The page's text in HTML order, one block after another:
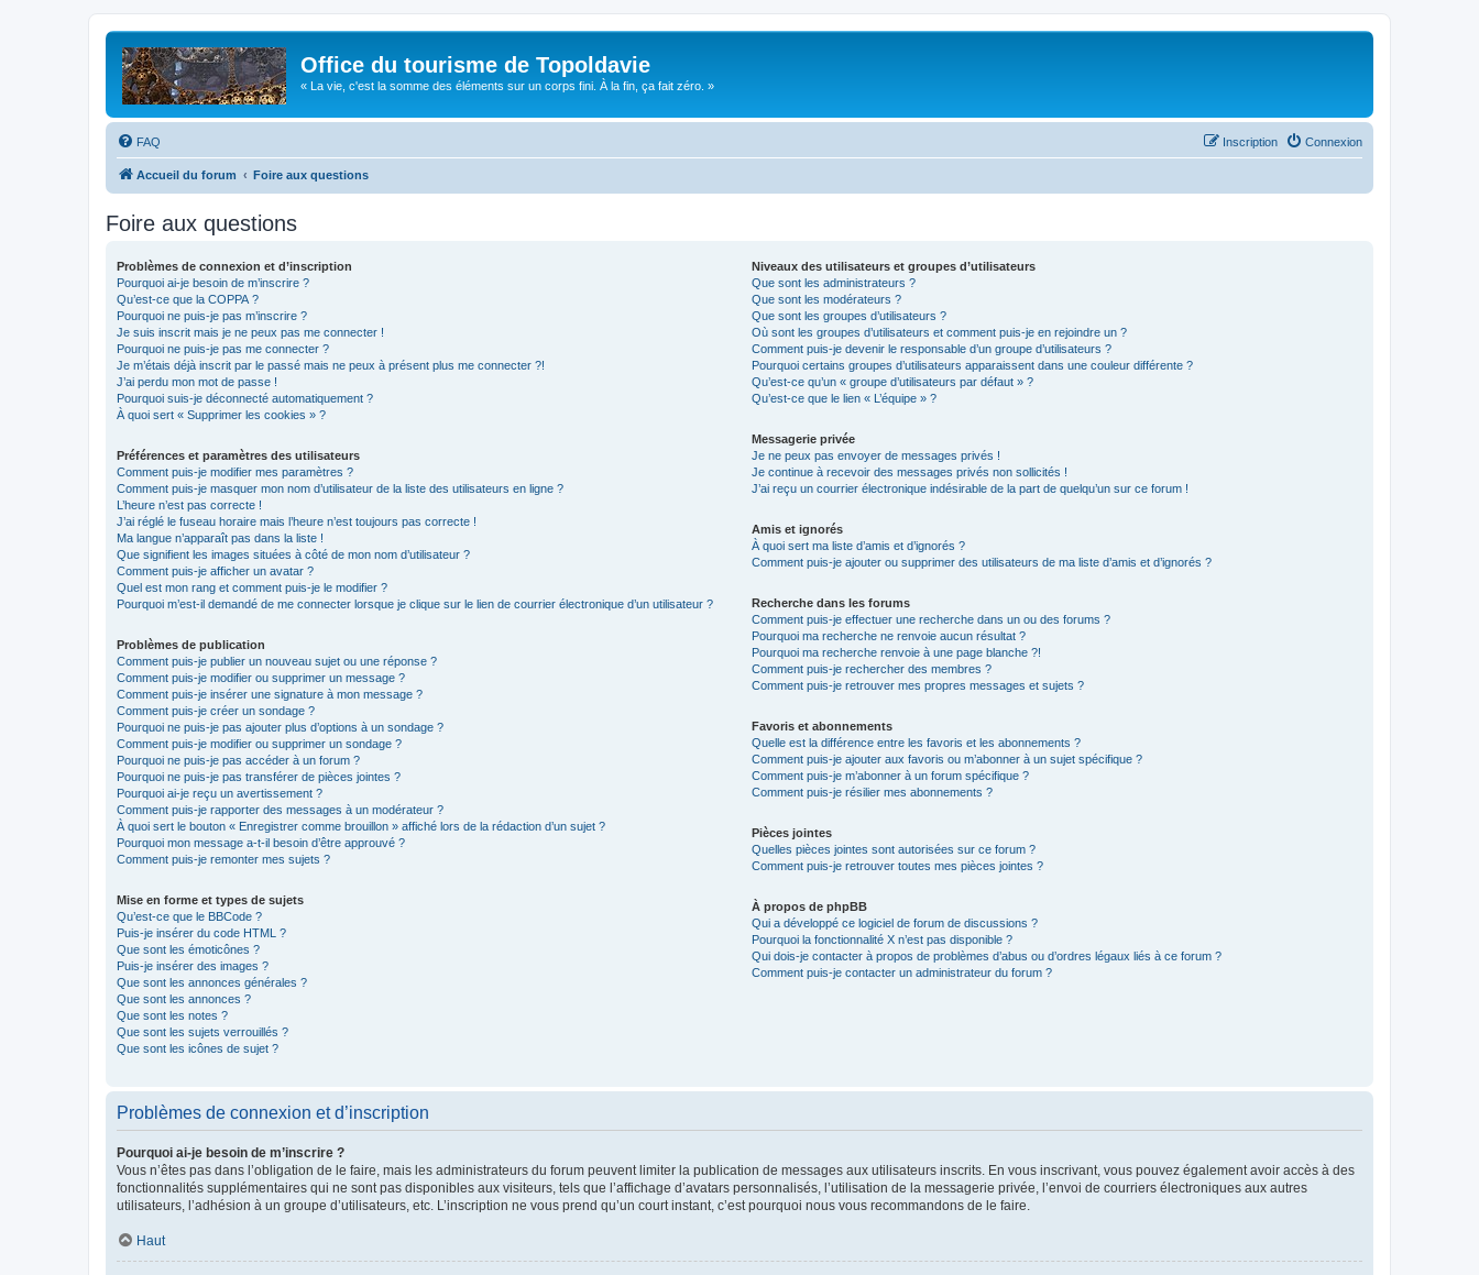
Office du tourisme de Topoldavie
« La vie, c'est la somme des éléments sur un corps fini. À la fin, ça fait zéro. »
FAQ Connexion
Inscription
Accueil du forum Foire aux questions
Foire aux questions
Problèmes de connexion et d’inscription
Pourquoi ai-je besoin de m’inscrire ?
Qu’est-ce que la COPPA ?
Pourquoi ne puis-je pas m’inscrire ?
Je suis inscrit mais je ne peux pas me connecter !
Pourquoi ne puis-je pas me connecter ?
Je m’étais déjà inscrit par le passé mais ne peux à présent plus me connecter ?!
J’ai perdu mon mot de passe !
Pourquoi suis-je déconnecté automatiquement ?
À quoi sert « Supprimer les cookies » ?
Préférences et paramètres des utilisateurs
Comment puis-je modifier mes paramètres ?
Comment puis-je masquer mon nom d’utilisateur de la liste des utilisateurs en ligne ?
L’heure n’est pas correcte !
J’ai réglé le fuseau horaire mais l’heure n’est toujours pas correcte !
Ma langue n’apparaît pas dans la liste !
Que signifient les images situées à côté de mon nom d’utilisateur ?
Comment puis-je afficher un avatar ?
Quel est mon rang et comment puis-je le modifier ?
Pourquoi m’est-il demandé de me connecter lorsque je clique sur le lien de courrier électronique d’un utilisateur ?
Problèmes de publication
Comment puis-je publier un nouveau sujet ou une réponse ?
Comment puis-je modifier ou supprimer un message ?
Comment puis-je insérer une signature à mon message ?
Comment puis-je créer un sondage ?
Pourquoi ne puis-je pas ajouter plus d’options à un sondage ?
Comment puis-je modifier ou supprimer un sondage ?
Pourquoi ne puis-je pas accéder à un forum ?
Pourquoi ne puis-je pas transférer de pièces jointes ?
Pourquoi ai-je reçu un avertissement ?
Comment puis-je rapporter des messages à un modérateur ?
À quoi sert le bouton « Enregistrer comme brouillon » affiché lors de la rédaction d’un sujet ?
Pourquoi mon message a-t-il besoin d’être approuvé ?
Comment puis-je remonter mes sujets ?
Mise en forme et types de sujets
Qu’est-ce que le BBCode ?
Puis-je insérer du code HTML ?
Que sont les émoticônes ?
Puis-je insérer des images ?
Que sont les annonces générales ?
Que sont les annonces ?
Que sont les notes ?
Que sont les sujets verrouillés ?
Que sont les icônes de sujet ?
Niveaux des utilisateurs et groupes d’utilisateurs
Que sont les administrateurs ?
Que sont les modérateurs ?
Que sont les groupes d’utilisateurs ?
Où sont les groupes d’utilisateurs et comment puis-je en rejoindre un ?
Comment puis-je devenir le responsable d’un groupe d’utilisateurs ?
Pourquoi certains groupes d’utilisateurs apparaissent dans une couleur différente ?
Qu’est-ce qu’un « groupe d’utilisateurs par défaut » ?
Qu’est-ce que le lien « L’équipe » ?
Messagerie privée
Je ne peux pas envoyer de messages privés !
Je continue à recevoir des messages privés non sollicités !
J’ai reçu un courrier électronique indésirable de la part de quelqu’un sur ce forum !
Amis et ignorés
À quoi sert ma liste d’amis et d’ignorés ?
Comment puis-je ajouter ou supprimer des utilisateurs de ma liste d’amis et d’ignorés ?
Recherche dans les forums
Comment puis-je effectuer une recherche dans un ou des forums ?
Pourquoi ma recherche ne renvoie aucun résultat ?
Pourquoi ma recherche renvoie à une page blanche ?!
Comment puis-je rechercher des membres ?
Comment puis-je retrouver mes propres messages et sujets ?
Favoris et abonnements
Quelle est la différence entre les favoris et les abonnements ?
Comment puis-je ajouter aux favoris ou m’abonner à un sujet spécifique ?
Comment puis-je m’abonner à un forum spécifique ?
Comment puis-je résilier mes abonnements ?
Pièces jointes
Quelles pièces jointes sont autorisées sur ce forum ?
Comment puis-je retrouver toutes mes pièces jointes ?
À propos de phpBB
Qui a développé ce logiciel de forum de discussions ?
Pourquoi la fonctionnalité X n’est pas disponible ?
Qui dois-je contacter à propos de problèmes d’abus ou d’ordres légaux liés à ce forum ?
Comment puis-je contacter un administrateur du forum ?
Problèmes de connexion et d’inscription
Pourquoi ai-je besoin de m’inscrire ?
Vous n’êtes pas dans l’obligation de le faire, mais les administrateurs du forum peuvent limiter la publication de messages aux utilisateurs inscrits. En vous inscrivant, vous pouvez également avoir accès à des
fonctionnalités supplémentaires qui ne sont pas disponibles aux visiteurs, tels que l’affichage d’avatars personnalisés, l’utilisation de la messagerie privée, l’envoi de courriers électroniques aux autres
utilisateurs, l’adhésion à un groupe d’utilisateurs, etc. L’inscription ne vous prend qu’un court instant, c’est pourquoi nous vous recommandons de le faire.
Haut